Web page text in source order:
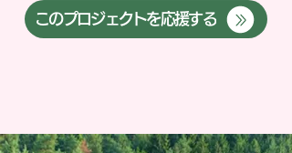
このプロジェクトを応援する